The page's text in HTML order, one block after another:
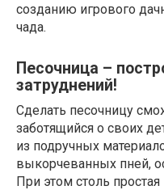
созданию игрового
чада.
Песочница –
затруднений!
Сделать песочницу
заботящийся о своих
из подручных
выкорчеванных пней,
При этом столь